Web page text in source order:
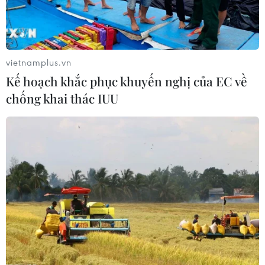
Các thị trường chứng khoán châu Á tiếp
tục đi lên trong phiên 6/9
06/09/2021 10:47
Chứng khoán Tokyo đã nới rộng đà tăng trong tuần
trước đó nhờ hy vọng có thêm một đợt kích thích kinh tế
mới; trong khi chứng khoán Seoul, Singapore, Sydney và
Wellington đều tăng.
vietnamplus.vn
Kế hoạch khắc phục khuyến nghị của EC về
chống khai thác IUU